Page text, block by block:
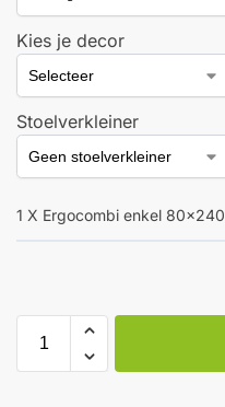
Kies je decor
Stoelverkleiner
1 X Ergocombi enkel 80x240